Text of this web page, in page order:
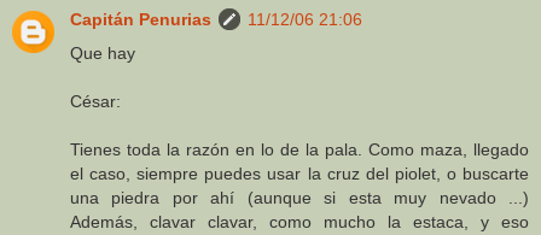
Capitán Penurias
11/12/06 21:06
Que hay
César:
Tienes toda la razón en lo de la pala. Como maza, llegado
el caso, siempre puedes usar la cruz del piolet, o buscarte
una piedra por ahí (aunque si esta muy nevado ...)
Además, clavar clavar, como mucho la estaca, y eso